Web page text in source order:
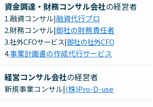
資金調達・財務コンサル会社の経営者
1.融資コンサル|融資代行プロ
2.財務コンサル|御社の財務責任者
3.社外CFOサービス|御社の社外CFO
4.事業計画書の作成代行サービス
経営コンサル会社の経営者
新規事業コンサル|(株)Pro-D-use